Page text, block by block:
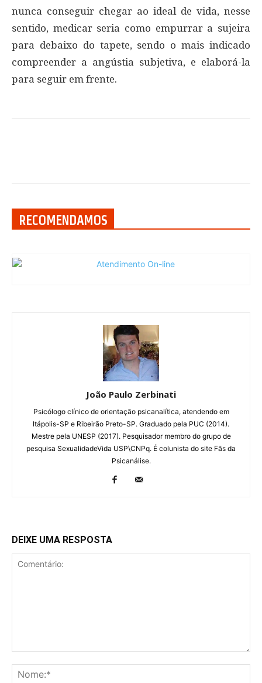
nunca conseguir chegar ao ideal de vida, nesse
sentido, medicar seria como empurrar a sujeira
para debaixo do tapete, sendo o mais indicado
compreender a angústia subjetiva, e elaborá-la
para seguir em frente.
RECOMENDAMOS
João Paulo Zerbinati
Psicólogo clínico de orientação psicanalítica, atendendo em
Itápolis-SP e Ribeirão Preto-SP. Graduado pela PUC (2014).
Mestre pela UNESP (2017). Pesquisador membro do grupo de
pesquisa SexualidadeVida USP\CNPq. É colunista do site Fãs da
Psicanálise.
DEIXE UMA RESPOSTA